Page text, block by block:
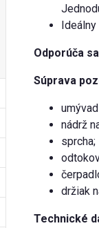
Odporúča
Súprava
nádrž
sprcha;
držiak
Technické